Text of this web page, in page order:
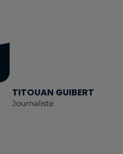
TITOUAN GUIBERT
Journaliste